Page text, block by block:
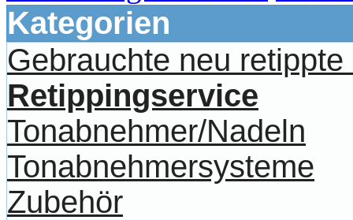
Kategorien
Gebrauchte neu
Retippingservice
Tonabnehmer/Nadeln
Tonabnehmersysteme
Zubehör